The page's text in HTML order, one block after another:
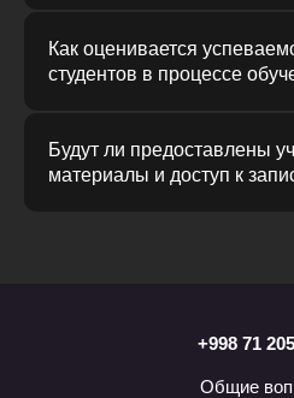
Как оценивается
студентов в процессе
Будут ли предоставлены
материалы и доступ к
+998 71
Общие